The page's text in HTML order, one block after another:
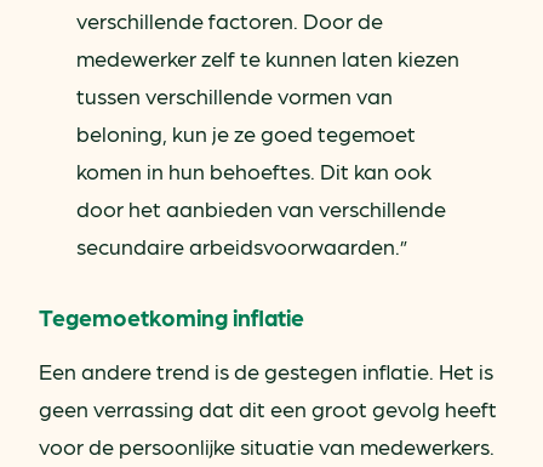
verschillende factoren. Door de
medewerker zelf te kunnen laten kiezen
tussen verschillende vormen van
beloning, kun je ze goed tegemoet
komen in hun behoeftes. Dit kan ook
door het aanbieden van verschillende
secundaire arbeidsvoorwaarden.”
Tegemoetkoming inflatie
Een andere trend is de gestegen inflatie. Het is
geen verrassing dat dit een groot gevolg heeft
voor de persoonlijke situatie van medewerkers.